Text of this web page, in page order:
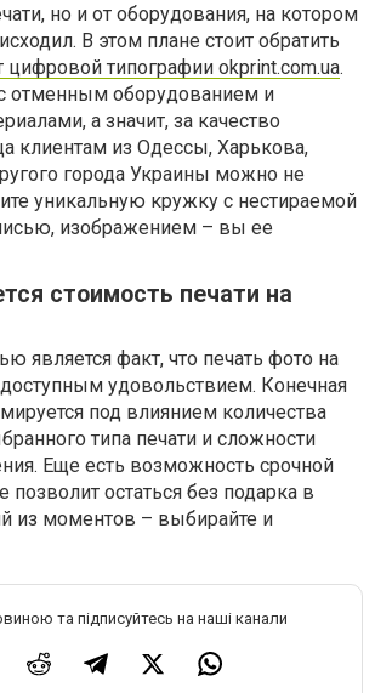
но и от оборудования, на котором
В этом плане стоит обратить
цифровой типографии okprint.com.ua.
отменным оборудованием и
а значит, за качество
клиентам из Одессы, Харькова,
города Украины можно не
уникальную кружку с нестираемой
изображением – вы ее
стоимость печати на
является факт, что печать фото на
удовольствием. Конечная
под влиянием количества
типа печати и сложности
Еще есть возможность срочной
позволит остаться без подарка в
моментов – выбирайте и
та підписуйтесь на наші канали